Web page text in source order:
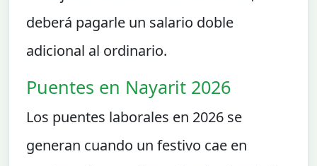
deberá pagarle un salario doble
adicional al ordinario.
Puentes en Nayarit 2026
Los puentes laborales en 2026 se
generan cuando un festivo cae en